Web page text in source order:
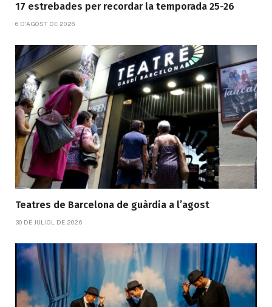
17 estrebades per recordar la temporada 25-26
6 D'AGOST DE 2026
Teatres de Barcelona de guàrdia a l’agost
30 DE JULIOL DE 2026